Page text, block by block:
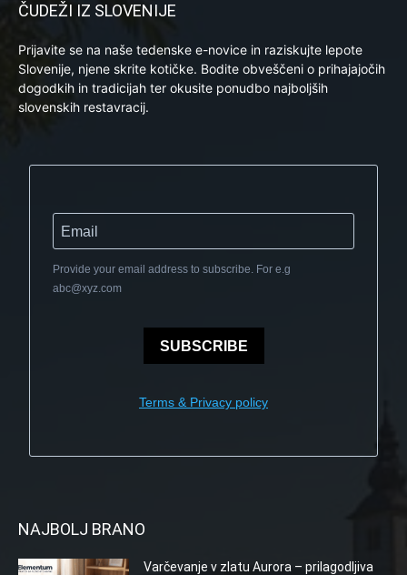
ČUDEŽI IZ SLOVENIJE
Prijavite se na naše tedenske e-novice in raziskujte lepote
Slovenije, njene skrite kotičke. Bodite obveščeni o prihajajočih
dogodkih in tradicijah ter okusite ponudbo najboljših
slovenskih restavracij.
Provide your email address to subscribe. For e.g
abc@xyz.com
SUBSCRIBE
Terms & Privacy policy
NAJBOLJ BRANO
Varčevanje v zlatu Aurora – prilagodljiva